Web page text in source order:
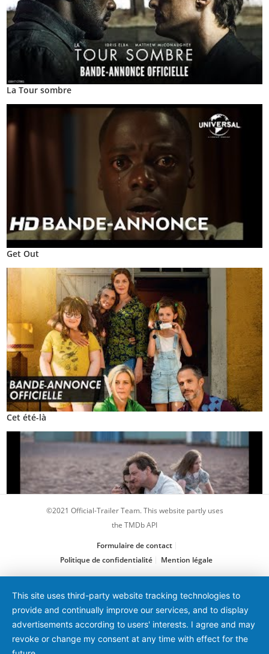
La Tour sombre
Get Out
Cet été-là
©2021 Official-Trailer Team. This website partly uses
the TMDb API
Formulaire de contact
Politique de confidentialité
Mention légale
This site uses third-party website tracking technologies to
provide and continually improve our services, and to display
advertisements according to users' interests. I agree and may
revoke or change my consent at any time with effect for the